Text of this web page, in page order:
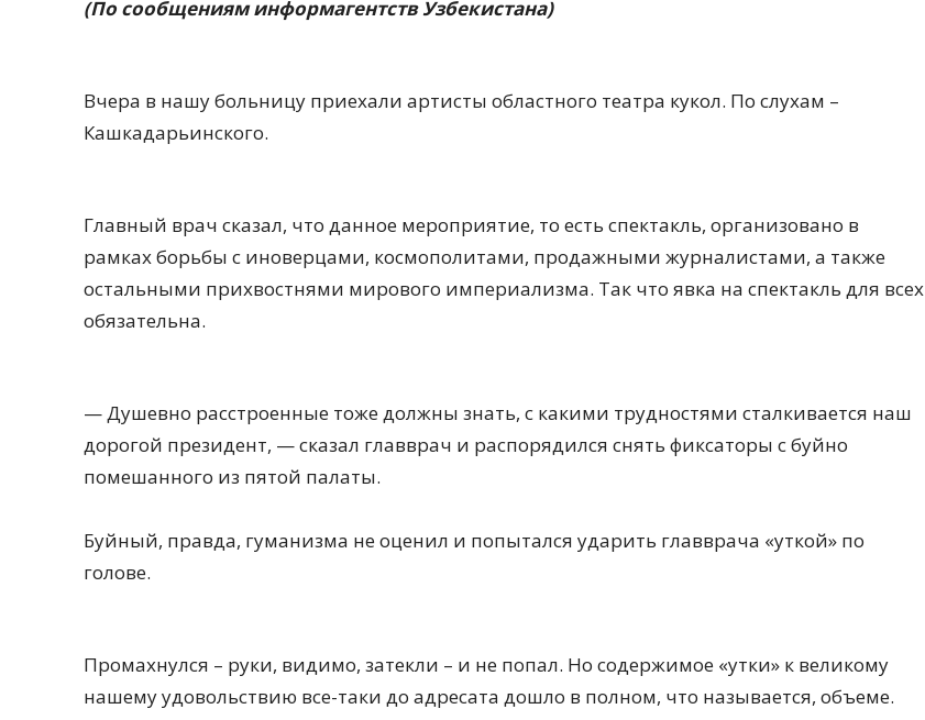
(По сообщениям информагентств Узбекистана)
Вчера в нашу больницу приехали артисты областного театра кукол. По слухам –
Кашкадарьинского.
Главный врач сказал, что данное мероприятие, то есть спектакль, организовано в
рамках борьбы с иноверцами, космополитами, продажными журналистами, а также
остальными прихвостнями мирового империализма. Так что явка на спектакль для всех
обязательна.
— Душевно расстроенные тоже должны знать, с какими трудностями сталкивается наш
дорогой президент, — сказал главврач и распорядился снять фиксаторы с буйно
помешанного из пятой палаты.
Буйный, правда, гуманизма не оценил и попытался ударить главврача «уткой» по
голове.
Промахнулся – руки, видимо, затекли – и не попал. Но содержимое «утки» к великому
нашему удовольствию все-таки до адресата дошло в полном, что называется, объеме.